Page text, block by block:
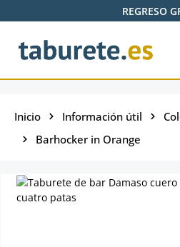
Saltar al contenido principalREGRESO
Inicio Información útil
Barhocker in Orange